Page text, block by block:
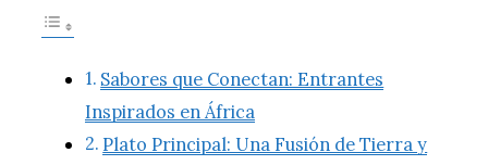
Sabores que Conectan: Entrantes
Inspirados en África
Plato Principal: Una Fusión de Tierra y